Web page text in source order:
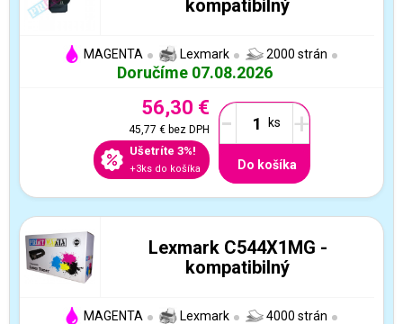
kompatibilný
MAGENTA Lexmark 2000 strán
Doručíme 07.08.2026
56,30 €
45,77 €bez DPH
Ušetríte 3%!
+3ks do košíka
- +
Do košíka
Lexmark C544X1MG -
kompatibilný
MAGENTA Lexmark 4000 strán